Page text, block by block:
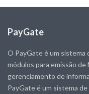
PayGate
O PayGate é um sistema
módulos para emissão de
gerenciamento de
PayGate é um sistema